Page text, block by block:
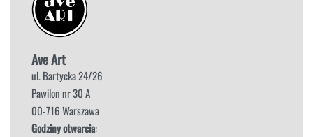
Ave Art
ul. Bartycka 24/26
Pawilon nr 30 A
00-716 Warszawa
Godziny otwarcia: